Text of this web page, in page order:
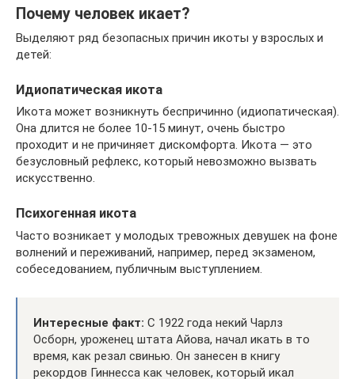
Почему человек икает?
Выделяют ряд безопасных причин икоты у взрослых и
детей:
Идиопатическая икота
Икота может возникнуть беспричинно (идиопатическая).
Она длится не более 10-15 минут, очень быстро
проходит и не причиняет дискомфорта. Икота — это
безусловный рефлекс, который невозможно вызвать
искусственно.
Психогенная икота
Часто возникает у молодых тревожных девушек на фоне
волнений и переживаний, например, перед экзаменом,
собеседованием, публичным выступлением.
Интересные факт: С 1922 года некий Чарлз
Осборн, уроженец штата Айова, начал икать в то
время, как резал свинью. Он занесен в книгу
рекордов Гиннесса как человек, который икал